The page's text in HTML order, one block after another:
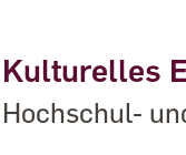
Kulturelles
Hochschul-